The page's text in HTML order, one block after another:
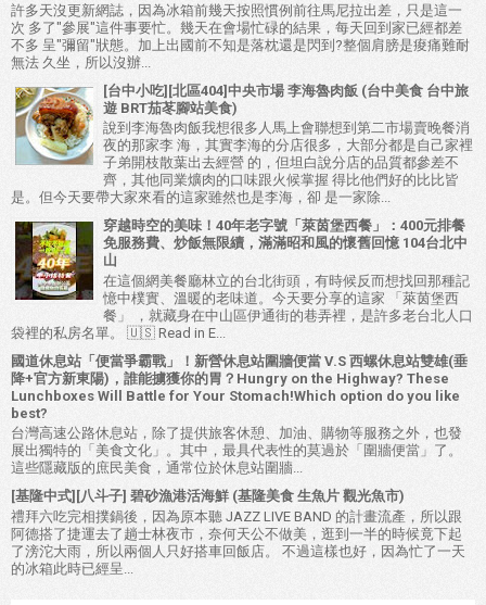
許多天沒更新網誌，因為冰箱前幾天按照慣例前往馬尼拉出差，只是這一
次 多了"參展"這件事要忙。幾天在會場忙碌的結果，每天回到家已經都差
不多 呈"彌留"狀態。加上出國前不知是落枕還是閃到?整個肩膀是痠痛難耐
無法 久坐，所以沒辦...
[台中小吃][北區404]中央市場 李海魯肉飯 (台中美食 台中旅
遊 BRT茄苳腳站美食)
說到李海魯肉飯我想很多人馬上會聯想到第二市場賣晚餐消
夜的那家李 海，其實李海的分店很多，大部分都是自己家裡
子弟開枝散葉出去經營 的，但坦白說分店的品質都參差不
齊，其他同業爌肉的口味跟火候掌握 得比他們好的比比皆
是。但今天要帶大家來看的這家雖然也是李海，卻 是一家除...
穿越時空的美味！40年老字號「萊茵堡西餐」：400元排餐
免服務費、炒飯無限續，滿滿昭和風的懷舊回憶 104台北中
山
在這個網美餐廳林立的台北街頭，有時候反而想找回那種記
憶中樸實、溫暖的老味道。今天要分享的這家 「萊茵堡西
餐」 ，就藏身在中山區伊通街的巷弄裡，是許多老台北人口
袋裡的私房名單。 🇺🇸 Read in E...
國道休息站「便當爭霸戰」！新營休息站圍牆便當 V.S 西螺休息站雙雄(垂
降+官方新東陽)，誰能擄獲你的胃？Hungry on the Highway? These
Lunchboxes Will Battle for Your Stomach!Which option do you like
best?
台灣高速公路休息站，除了提供旅客休憩、加油、購物等服務之外，也發
展出獨特的「美食文化」。其中，最具代表性的莫過於「圍牆便當」了。
這些隱藏版的庶民美食，通常位於休息站圍牆...
[基隆中式][八斗子] 碧砂漁港活海鮮 (基隆美食 生魚片 觀光魚市)
禮拜六吃完相撲鍋後，因為原本聽 JAZZ LIVE BAND 的計畫流產，所以跟
阿德搭了捷運去了趟士林夜市，奈何天公不做美，逛到一半的時候竟下起
了滂沱大雨，所以兩個人只好搭車回飯店。 不過這樣也好，因為忙了一天
的冰箱此時已經呈...